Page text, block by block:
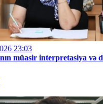
23:03
müasir interpretasiya və